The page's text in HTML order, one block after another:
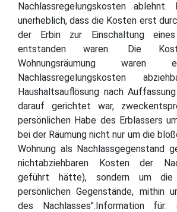
Nachlassregelungskosten
unerheblich, dass die Kosten erst
der Erbin zur Einschaltung eines
entstanden waren. Die
Wohnungsräumung waren
Nachlassregelungskosten
Haushaltsauflösung nach
darauf gerichtet war,
persönlichen Habe des Erblassers
bei der Räumung nicht nur um die
Wohnung als Nachlassgegenstand
nichtabziehbaren Kosten der
geführt hätte), sondern um die
persönlichen Gegenstände, mithin
des Nachlasses".Information für: